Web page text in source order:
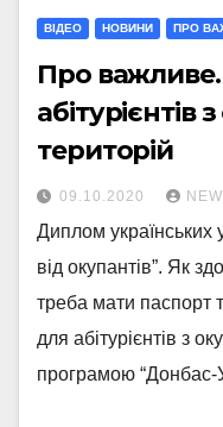
ВІДЕО НОВИНИ ПРО
Про
абітурієнтів
територій
09.10.2020
Диплом українських
від окупантів”. Як
треба мати паспорт
для абітурієнтів з
програмою “Донбас-